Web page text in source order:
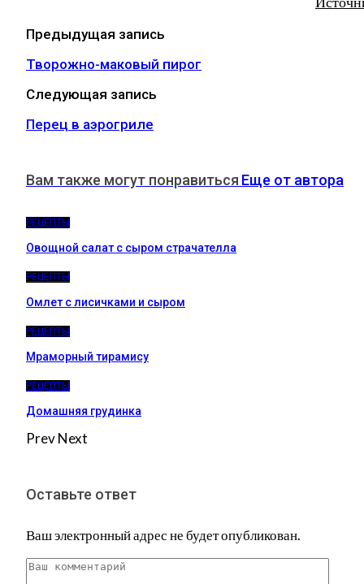
Предыдущая запись
Творожно-маковый пирог
Следующая запись
Перец в аэрогриле
Вам также могут понравиться Еще от автора
РЕЦЕПТЫ
Овощной салат с сыром страчателла
РЕЦЕПТЫ
Омлет с лисичками и сыром
РЕЦЕПТЫ
Мраморный тирамису
РЕЦЕПТЫ
Домашняя грудинка
PrevNext
Оставьте ответ
Ваш электронный адрес не будет опубликован.